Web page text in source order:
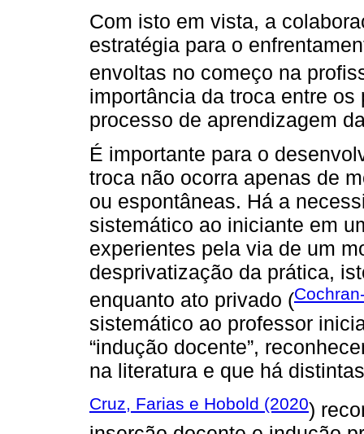
Com isto em vista, a
estratégia para o
envoltas no começo na
importância da troca entre
processo de aprendizagem
É importante para o
troca não ocorra apenas de
ou espontâneas. Há a
sistemático ao iniciante em
experientes pela via de um
desprivatização da prática,
enquanto ato privado (
sistemático ao professor
“indução docente”,
na literatura e que há
Cruz, Farias e Hobold (2020)